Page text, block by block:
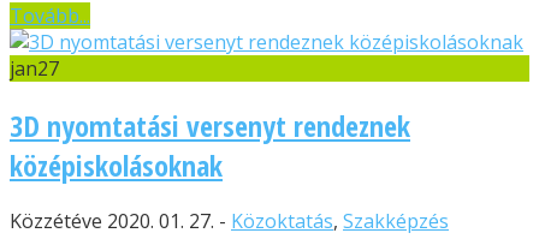
Tovább...
jan27
3D nyomtatási versenyt rendeznek
középiskolásoknak
Közzétéve 2020. 01. 27. - Közoktatás, Szakképzés